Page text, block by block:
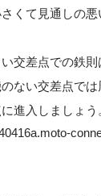
くて見通しの
交差点での鉄
ない交差点で
進入しましょう